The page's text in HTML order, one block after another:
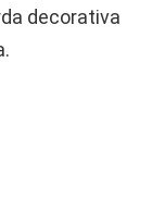
decorativa